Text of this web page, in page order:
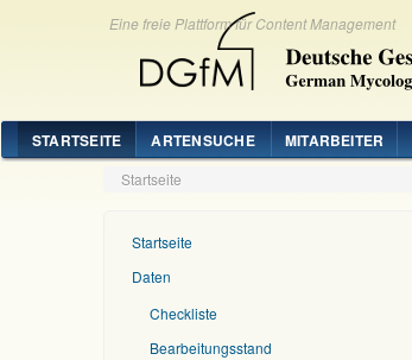
Eine freie Plattform für Content Management
STARTSEITE ARTENSUCHE MITARBEITER
Startseite
Startseite
Daten
Checkliste
Bearbeitungsstand